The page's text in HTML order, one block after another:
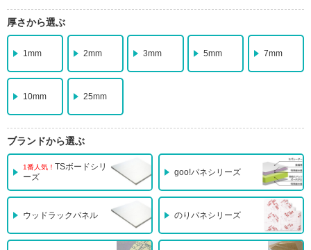
厚さから選ぶ
1mm 2mm 3mm 5mm 7mm
10mm 25mm
ブランドから選ぶ
1番人気！ TSボードシリ
ーズ
goo!パネシリーズ
ウッドラックパネル のりパネシリーズ